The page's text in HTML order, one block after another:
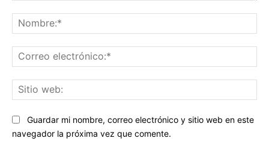
Guardar mi nombre, correo electrónico y sitio web en este
navegador la próxima vez que comente.